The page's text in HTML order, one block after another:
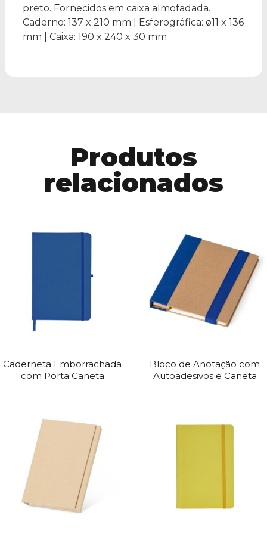
preto. Fornecidos em caixa almofadada.
Caderno: 137 x 210 mm | Esferográfica: ø11 x 136
mm | Caixa: 190 x 240 x 30 mm
Produtos
relacionados
Caderneta Emborrachada
com Porta Caneta
Bloco de Anotação com
Autoadesivos e Caneta